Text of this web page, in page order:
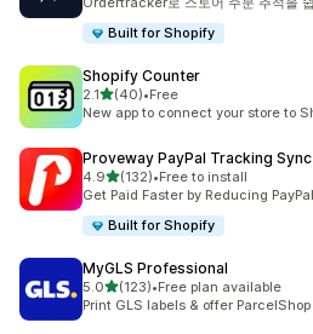
Built for Shopify
Shopify Counter
2.1별 5개 중
(40)
총 리뷰 40개
•Free
New app to connect your store to
Proveway PayPal Tracking Sync
4.9별 5개 중
(132)
총 리뷰 132개
•Free to install
Get Paid Faster by Reducing
Built for Shopify
MyGLS Professional
5.0별 5개 중
(123)
총 리뷰 123개
•Free plan available
Print GLS labels & offer